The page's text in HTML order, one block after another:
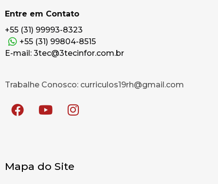
Entre em Contato
+55 (31) 99993-8323
+55 (31) 99804-8515
E-mail: 3tec@3tecinfor.com.br
Trabalhe Conosco: curriculos19rh@gmail.com
Mapa do Site